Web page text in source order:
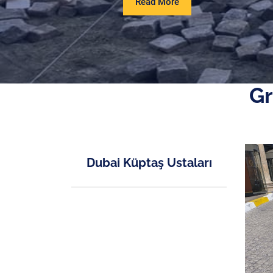
More
Dubai Küptaş Ustaları